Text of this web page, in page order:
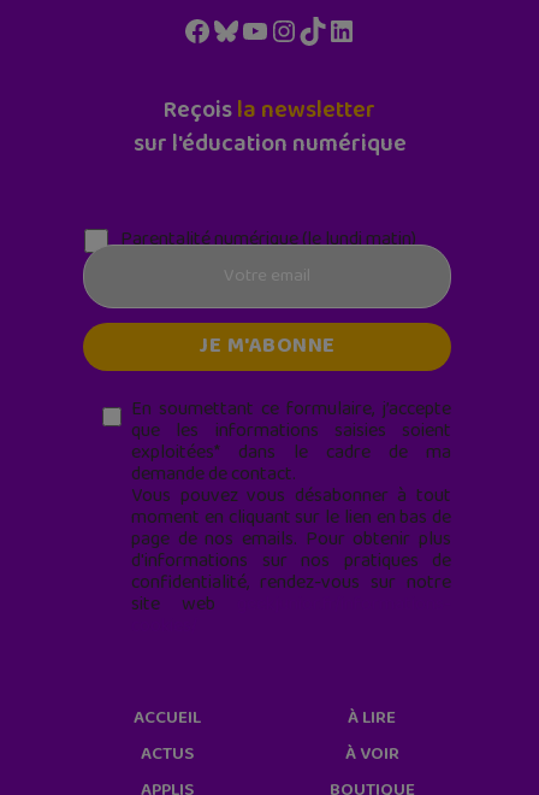
Facebook
Bluesky
YouTube
Instagram
TikTokLinkedIn
Reçoisla newsletter
sur l'éducation numérique
Parentalité numérique (le lundi matin)
En soumettant ce formulaire, j’accepte
que les informations saisies soient
exploitées* dans le cadre de ma
demande de contact.
Vous pouvez vous désabonner à tout
moment en cliquant sur le lien en bas de
page de nos emails. Pour obtenir plus
d'informations sur nos pratiques de
confidentialité, rendez-vous sur notre
site web
ACCUEIL
ACTUS
À LIRE
À VOIR